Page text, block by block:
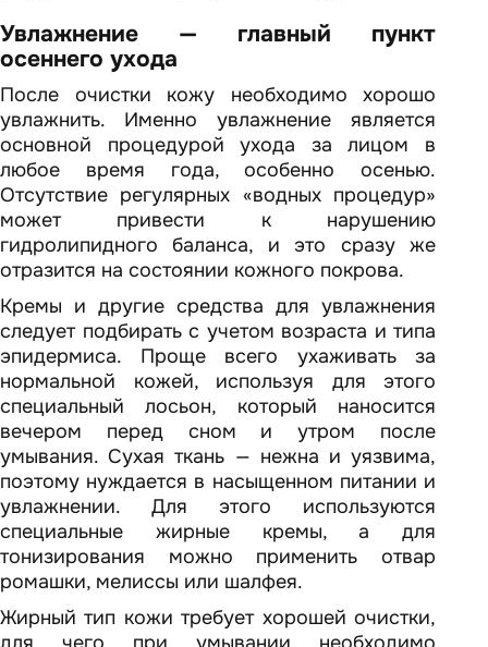
Увлажнение — главный пункт
осеннего ухода
После очистки кожу необходимо хорошо
увлажнить. Именно увлажнение является
основной процедурой ухода за лицом в
любое время года, особенно осенью.
Отсутствие регулярных «водных процедур»
может привести к нарушению
гидролипидного баланса, и это сразу же
отразится на состоянии кожного покрова.
Кремы и другие средства для увлажнения
следует подбирать с учетом возраста и типа
эпидермиса. Проще всего ухаживать за
нормальной кожей, используя для этого
специальный лосьон, который наносится
вечером перед сном и утром после
умывания. Сухая ткань — нежна и уязвима,
поэтому нуждается в насыщенном питании и
увлажнении. Для этого используются
специальные жирные кремы, а для
тонизирования можно применить отвар
ромашки, мелиссы или шалфея.
Жирный тип кожи требует хорошей очистки,